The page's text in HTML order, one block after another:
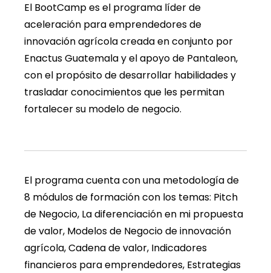
El BootCamp es el programa líder de
aceleración para emprendedores de
innovación agrícola creada en conjunto por
Enactus Guatemala y el apoyo de Pantaleon,
con el propósito de desarrollar habilidades y
trasladar conocimientos que les permitan
fortalecer su modelo de negocio.
El programa cuenta con una metodología de
8 módulos de formación con los temas: Pitch
de Negocio, La diferenciación en mi propuesta
de valor, Modelos de Negocio de innovación
agrícola, Cadena de valor, Indicadores
financieros para emprendedores, Estrategias